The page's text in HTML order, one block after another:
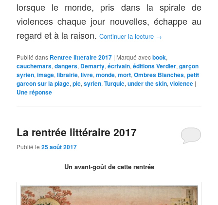
lorsque le monde, pris dans la spirale de
violences chaque jour nouvelles, échappe au
regard et à la raison.Continuer la lecture →
Publié dans Rentree litteraire 2017 | Marqué avecbook,
cauchemars,dangers, Demarty,écrivain,éditions Verdier,garçon
syrien,image,librairie,livre,monde,mort,Ombres Blanches,petit
garcon sur la plage,pic,syrien,Turquie,under the skin,violence |
Uneréponse
La rentrée littéraire 2017
Publié le25 août 2017
Un avant-goût de cette rentrée